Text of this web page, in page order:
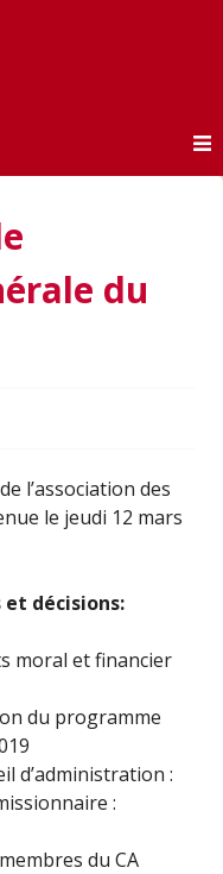
du
l’association des
le jeudi 12 mars
décisions:
moral et financier
du programme
d’administration :
:
du CA